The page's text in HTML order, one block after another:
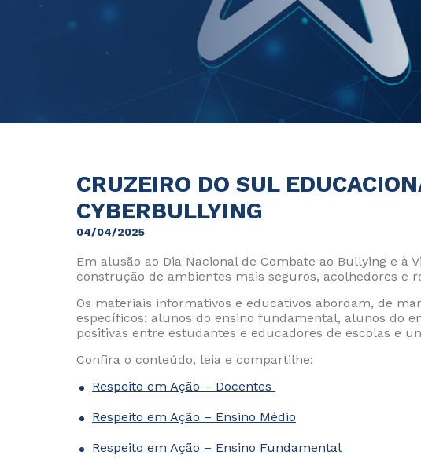
CRUZEIRO DO SUL
CYBERBULLYING
04/04/2025
Em alusão ao Dia Nacional de Combate ao Bullying e
construção de ambientes mais seguros, acolhedores e
Os materiais informativos e educativos abordam, de
específicos: alunos do ensino fundamental, alunos do
positivas entre estudantes e educadores de escolas e
Confira o conteúdo, leia e compartilhe:
Respeito em Ação – Docentes
Respeito em Ação – Ensino Médio
Respeito em Ação – Ensino Fundamental